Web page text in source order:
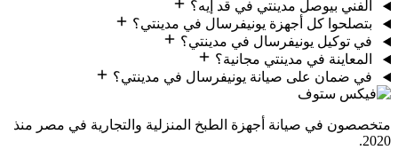
الفني بيوصل مدينتي في قد إيه؟
بتصلحوا كل أجهزة يونيفرسال في مدينتي؟
في توكيل يونيفرسال في مدينتي؟
المعاينة في مدينتي مجانية؟
في ضمان على صيانة يونيفرسال في مدينتي؟
متخصصون في صيانة أجهزة الطبخ المنزلية والتجارية في مصر منذ
2020.